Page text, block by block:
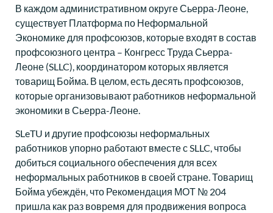
В каждом административном округе Сьерра-Леоне,
существует Платформа по Неформальной
Экономике для профсоюзов, которые входят в состав
профсоюзного центра – Конгресс Труда Сьерра-
Леоне (SLLC), координатором которых является
товарищ Бойма. В целом, есть десять профсоюзов,
которые организовывают работников неформальной
экономики в Сьерра-Леоне.
SLeTU и другие профсоюзы неформальных
работников упорно работают вместе с SLLC, чтобы
добиться социального обеспечения для всех
неформальных работников в своей стране. Товарищ
Бойма убеждён, что Рекомендация МОТ № 204
пришла как раз вовремя для продвижения вопроса